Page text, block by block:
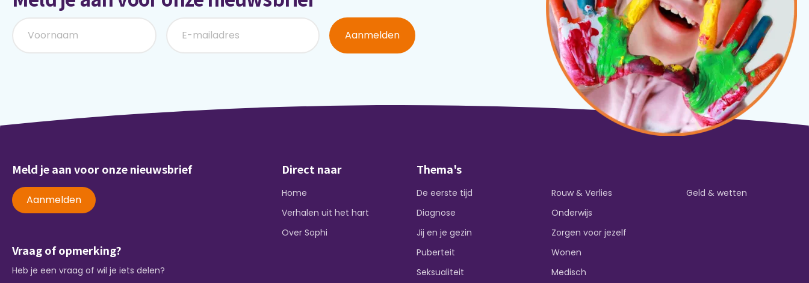
Aanmelden
Meld je aan voor onze nieuwsbrief
Aanmelden
Vraag of opmerking?
Heb je een vraag of wil je iets delen?
Direct naar
Home
Verhalen uit het hart
Over Sophi
Thema's
De eerste tijd
Diagnose
Jij en je gezin
Puberteit
Seksualiteit
Rouw & Verlies
Onderwijs
Zorgen voor jezelf
Wonen
Medisch
Geld & wetten